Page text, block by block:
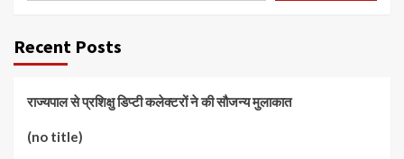
Recent Posts
राज्यपाल से प्रशिक्षु डिप्टी कलेक्टरों ने की सौजन्य मुलाकात
(no title)